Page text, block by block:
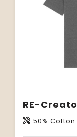
50% Cotton - Recycled